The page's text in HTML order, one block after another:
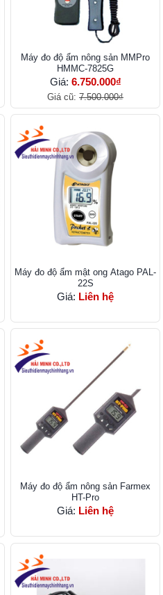
Máy đo độ ẩm nông sản MMPro
HMMC-7825G
Giá: 6.750.000₫
Giá cũ: 7.500.000₫
Máy đo độ ẩm mật ong Atago PAL-
22S
Giá: Liên hệ
Máy đo độ ẩm nông sản Farmex
HT-Pro
Giá: Liên hệ